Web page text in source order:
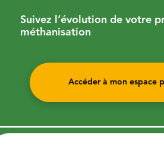
Suivez l’évolution de votre
méthanisation
Accéder à mon espace